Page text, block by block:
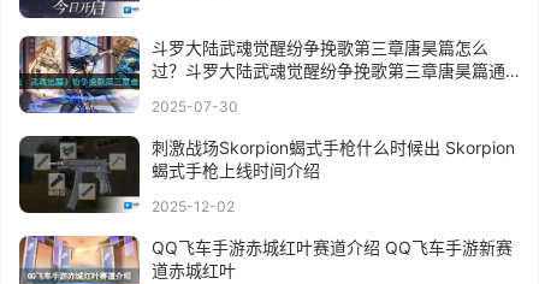
斗罗大陆武魂觉醒纷争挽歌第三章唐昊篇怎么
过？斗罗大陆武魂觉醒纷争挽歌第三章唐昊篇通
2025-07-30
刺激战场Skorpion蝎式手枪什么时候出 Skorpion
蝎式手枪上线时间介绍
2025-12-02
QQ飞车手游赤城红叶赛道介绍 QQ飞车手游新赛
道赤城红叶